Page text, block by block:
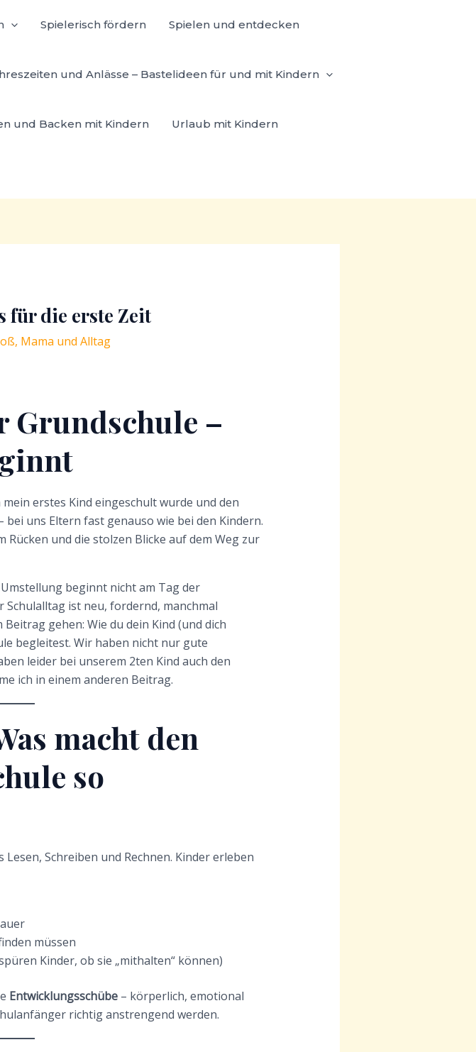
Spielerisch fördern Spielen und entdecken
und Anlässe – Bastelideen für und mit Kindern
und Backen mit Kindern Urlaub mit Kindern
für die erste Zeit
, Mama und Alltag
Grundschule –
erstes Kind eingeschult wurde und den
uns Eltern fast genauso wie bei den Kindern.
und die stolzen Blicke auf dem Weg zur
beginnt nicht am Tag der
Schulalltag ist neu, fordernd, manchmal
gehen: Wie du dein Kind (und dich
begleitest. Wir haben nicht nur gute
leider bei unserem 2ten Kind auch den
ich in einem anderen Beitrag.
macht den
so
Schreiben und Rechnen. Kinder erleben
müssen
Kinder, ob sie „mithalten“ können)
Entwicklungsschübe– körperlich, emotional
richtig anstrengend werden.